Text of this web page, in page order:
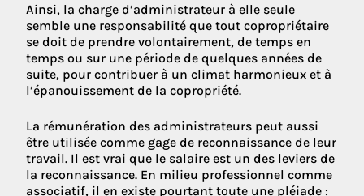
Ainsi, la charge d’administrateur à elle seule
semble une responsabilité que tout copropriétaire
se doit de prendre volontairement, de temps en
temps ou sur une période de quelques années de
suite, pour contribuer à un climat harmonieux et à
l’épanouissement de la copropriété.
La rémunération des administrateurs peut aussi
être utilisée comme gage de reconnaissance de leur
travail. Il est vrai que le salaire est un des leviers de
la reconnaissance. En milieu professionnel comme
associatif, il en existe pourtant toute une pléiade :